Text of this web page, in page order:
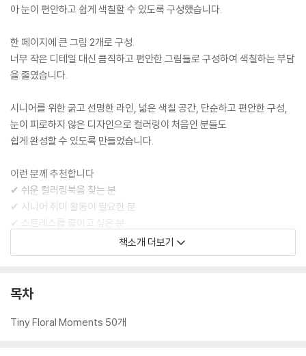
아 눈이 편안하고 쉽게 색칠할 수 있도록 구성했습니다.
한 페이지에 큰 그림 2개로 구성.
너무 작은 디테일 대신 큼직하고 편안한 그림들로 구성하여 색칠하는 부담
을 줄였습니다.
시니어를 위한 굵고 선명한 라인, 넓은 색칠 공간, 단순하고 편안한 구성,
눈이 피로하지 않은 디자인으로 컬러링이 처음인 분들도
쉽게 완성할 수 있도록 만들었습니다.
이런 분께 추천합니다
✔ 쉬운 컬러링북을 찾는 분
✔ 시니어 취미 활동이 필요한 분
✔ 스트레스를 줄이고 싶은 분
✔ 마음이 편안해지는 시간을 원하는 분
✔ 꽃과 감성적인 그림을 좋아하는 분
책소개 더보기
목차
Tiny Floral Moments 50개